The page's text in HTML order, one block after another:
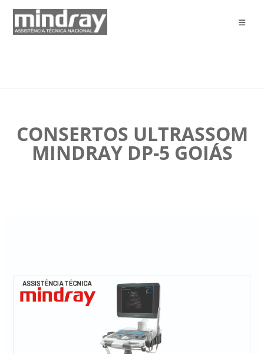
CONSERTOS ULTRASSOM
MINDRAY DP-5 GOIÁS